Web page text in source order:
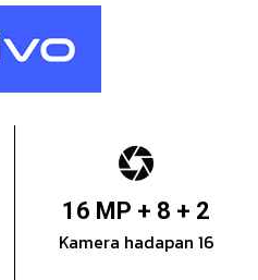
16 MP + 8 + 2
Kamera hadapan 16